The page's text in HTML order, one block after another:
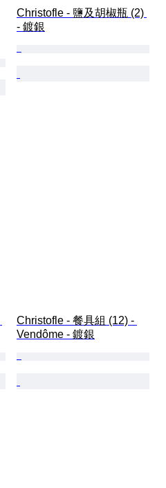
Christofle - 鹽及胡椒瓶 (2)
- 鍍銀
Christofle - 餐具組 (12) -
Vendôme - 鍍銀